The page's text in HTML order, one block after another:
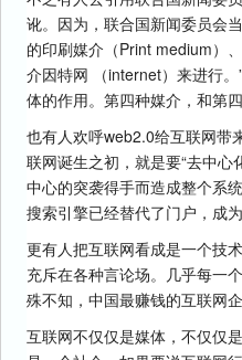
讹。因为，联合国新闻委员会
的印刷媒介（Print medium）
介因特网 （internet）来进行
体的作用。第四种媒介，和第
也有人欢呼web2.0给互联网带
联网诞生之初，就是要“去中
中心的突袭得手而造成整个系
搜索引擎已经替代了门户，成
更有人把互联网看成是一个技
充斥在各种言论场。几乎每一
殊不知，中国最赚钱的互联网
互联网不仅仅是媒体，不仅仅